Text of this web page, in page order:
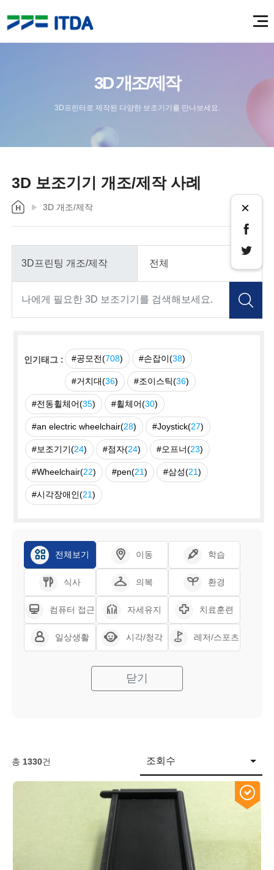
3D 개조/제작
3D프린터로 제작된 다양한 보조기기를 만나보세요.
3D 보조기기 개조/제작 사례
3D 개조/제작 ×
인기태그 : #공모전(708) #손잡이(38)
#거치대(36) #조이스틱(36)
#전동휠체어(35) #휠체어(30)
#an electric wheelchair(28) #Joystick(27)
#보조기기(24) #점자(24) #오프너(23)
#Wheelchair(22) #pen(21) #삼성(21)
#시각장애인(21)
전체보기 이동 학습
식사 의복 환경
컴퓨터 접근 자세유지 치료훈련
일상생활 시각/청각 레저/스포츠
닫기
총 1330건 조회수